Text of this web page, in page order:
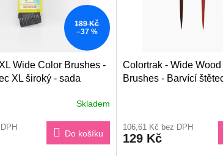
189 Kč
–37 %
Wide Color Brushes -
XL široký - sada
Skladem
Do košíku
Colortrak - Wide
Brushes - Barvící
106,61 Kč bez DPH
129 Kč